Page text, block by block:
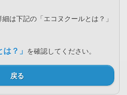
は下記の「エコヌクールとは？」
？」 を確認してください。
戻る